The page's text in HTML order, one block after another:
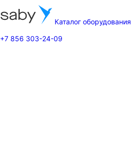
Каталог оборудования
+7 856 303-24-09